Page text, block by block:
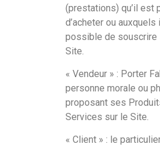
(prestations) qu’il est
d’acheter ou auxquels
possible de souscrire
Site.
« Vendeur » : Porter
personne morale ou
proposant ses
Services sur le Site.
« Client » : le